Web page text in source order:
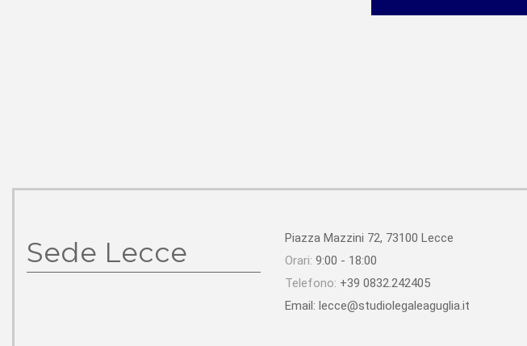
Sede Lecce
Piazza Mazzini 72, 73100 Lecce
Orari: 9:00 - 18:00
Telefono: +39 0832.242405
Email: lecce@studiolegaleaguglia.it